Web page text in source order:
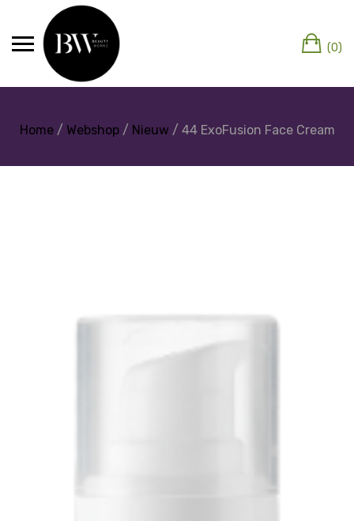
(0)
Home/ Webshop/ Nieuw / 44 ExoFusion Face Cream